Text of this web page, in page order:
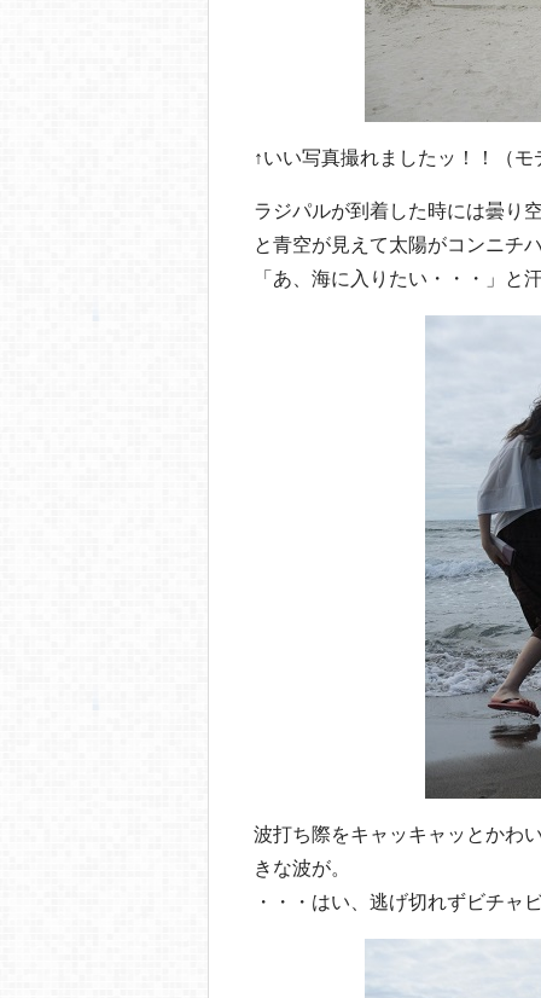
↑いい写真撮れましたッ！！（
ラジパルが到着した時には曇り
と青空が見えて太陽がコンニチハ
「あ、海に入りたい・・・」と
波打ち際をキャッキャッとかわ
きな波が。
・・・はい、逃げ切れずビチャ